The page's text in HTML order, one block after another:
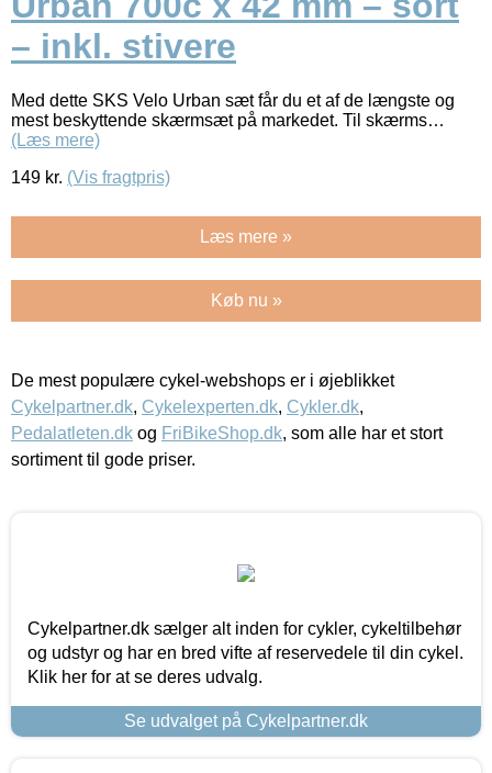
– inkl. stivere
Med dette SKS Velo Urban sæt får du et af de længste og
mest beskyttende skærmsæt på markedet. Til skærms…
(Læs mere)
149 kr. (Vis fragtpris)
Læs mere »
Køb nu »
De mest populære cykel-webshops er i øjeblikket
Cykelpartner.dk, Cykelexperten.dk, Cykler.dk,
Pedalatleten.dk og FriBikeShop.dk, som alle har et stort
sortiment til gode priser.
Cykelpartner.dk sælger alt inden for cykler, cykeltilbehør
og udstyr og har en bred vifte af reservedele til din cykel.
Klik her for at se deres udvalg.
Se udvalget på Cykelpartner.dk